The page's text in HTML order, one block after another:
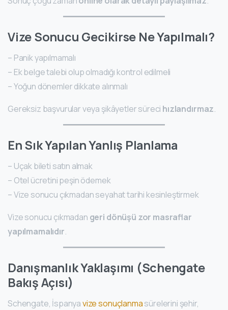
Vize Sonucu Gecikirse Ne Yapılmalı?
– Panik yapılmamalı
– Ek belge talebi olup olmadığı kontrol edilmeli
– Yoğun dönemler dikkate alınmalı
Gereksiz başvurular veya şikâyetler süreci hızlandırmaz.
En Sık Yapılan Yanlış Planlama
– Uçak bileti satın almak
– Otel ücretini peşin ödemek
– Vize sonucu çıkmadan seyahat tarihi kesinleştirmek
Vize sonucu çıkmadan geri dönüşü zor masraflar
yapılmamalıdır.
Danışmanlık Yaklaşımı (Schengate
Bakış Açısı)
Schengate, İspanyavize sonuçlanmasürelerini şehir,